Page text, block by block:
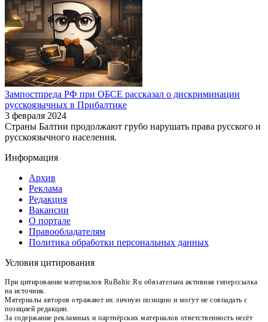
Зампостпреда РФ при ОБСЕ рассказал о дискриминации
русскоязычных в Прибалтике
3 февраля 2024
Страны Балтии продолжают грубо нарушать права русского и
русскоязычного населения.
Информация
Архив
Реклама
Редакция
Вакансии
О портале
Правообладателям
Политика обработки персональных данных
Условия цитирования
При цитировании материалов RuBaltic.Ru обязательна активная гиперссылка
на источник.
Материалы авторов отражают их личную позицию и могут не совпадать с
позицией редакции.
За содержание рекламных и партнёрских материалов ответственность несёт